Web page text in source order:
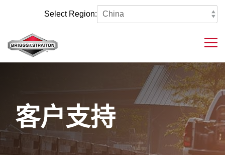
content.
Select Region:
客户支持